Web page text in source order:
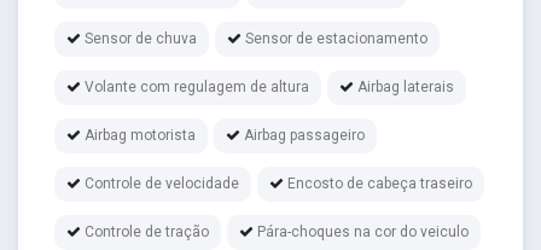
Sensor de chuva Sensor de estacionamento
Volante com regulagem de altura Airbag laterais
Airbag motorista Airbag passageiro
Controle de velocidade Encosto de cabeça traseiro
Controle de tração Pára-choques na cor do veiculo